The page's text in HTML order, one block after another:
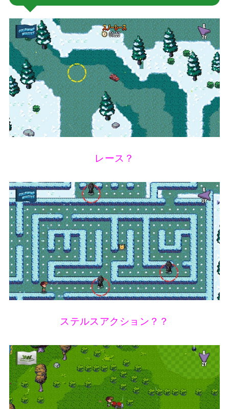
レース？
ステルスアクション？？